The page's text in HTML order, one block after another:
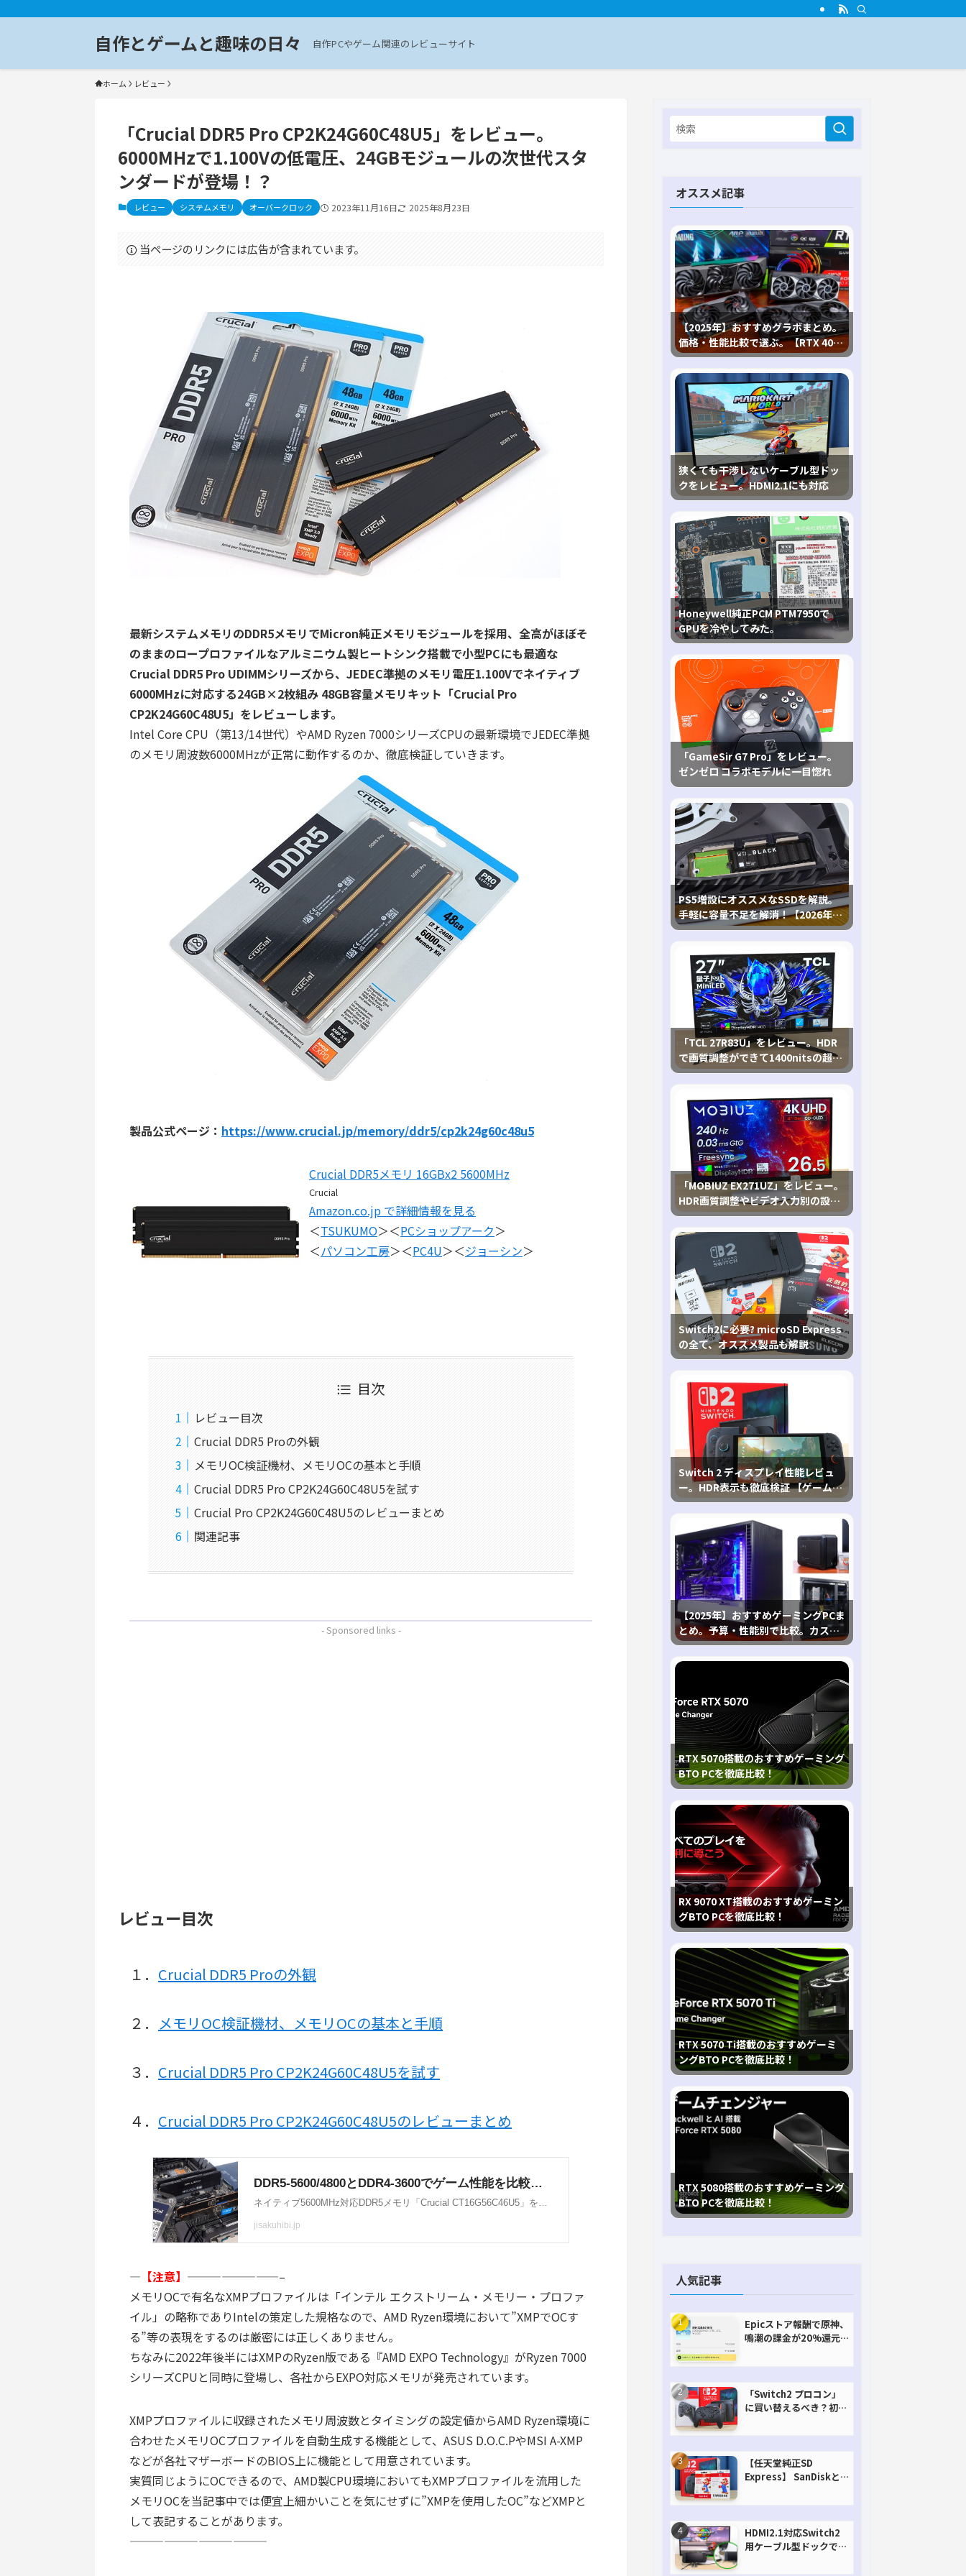
自作とゲームと趣味の日々 自作PCやゲーム関連のレビューサイト
ホーム レビュー
「Crucial DDR5 Pro CP2K24G60C48U5」をレビュー。
6000MHzで1.100Vの低電圧、24GBモジュールの次世代スタ
ンダードが登場！？
レビュー システムメモリ オーバークロック 2023年11月16日 2025年8月23日
当ページのリンクには広告が含まれています。
最新システムメモリのDDR5メモリでMicron純正メモリモジュールを採用、全高がほぼそ
のままのロープロファイルなアルミニウム製ヒートシンク搭載で小型PCにも最適な
Crucial DDR5 Pro UDIMMシリーズから、JEDEC準拠のメモリ電圧1.100Vでネイティブ
6000MHzに対応する24GB×2枚組み 48GB容量メモリキット「Crucial Pro
CP2K24G60C48U5」をレビューします。
Intel Core CPU（第13/14世代）やAMD Ryzen 7000シリーズCPUの最新環境でJEDEC準拠
のメモリ周波数6000MHzが正常に動作するのか、徹底検証していきます。
製品公式ページ： https://www.crucial.jp/memory/ddr5/cp2k24g60c48u5
Crucial DDR5メモリ 16GBx2 5600MHz
Crucial
Amazon.co.jp で詳細情報を見る
＜TSUKUMO＞＜PCショップアーク＞
＜パソコン工房＞＜PC4U＞＜ジョーシン＞
目次
レビュー目次
Crucial DDR5 Proの外観
メモリOC検証機材、メモリOCの基本と手順
Crucial DDR5 Pro CP2K24G60C48U5を試す
Crucial Pro CP2K24G60C48U5のレビューまとめ
関連記事
- Sponsored links -
レビュー目次
１． Crucial DDR5 Proの外観
２． メモリOC検証機材、メモリOCの基本と手順
３． Crucial DDR5 Pro CP2K24G60C48U5を試す
４． Crucial DDR5 Pro CP2K24G60C48U5のレビューまとめ
— 【注意】 ————————–
メモリOCで有名なXMPプロファイルは「インテル エクストリーム・メモリー・プロファ
イル」の略称でありIntelの策定した規格なので、AMD Ryzen環境において”XMPでOCす
る”等の表現をするのは厳密には正しくありません。
ちなみに2022年後半にはXMPのRyzen版である『AMD EXPO Technology』がRyzen 7000
シリーズCPUと同時に登場し、各社からEXPO対応メモリが発売されています。
XMPプロファイルに収録されたメモリ周波数とタイミングの設定値からAMD Ryzen環境に
合わせたメモリOCプロファイルを自動生成する機能として、ASUS D.O.C.PやMSI A-XMP
などが各社マザーボードのBIOS上に機能として用意されています。
実質同じようにOCできるので、AMD製CPU環境においてもXMPプロファイルを流用した
メモリOCを当記事中では便宜上細かいことを気にせずに”XMPを使用したOC”などXMPと
して表記することがあります。
————————————
オススメ記事
【2025年】おすすめグラボまとめ。
価格・性能比較で選ぶ。【RTX 40,
RX 7000各種に対応】
狭くても干渉しないケーブル型ドッ
クをレビュー。HDMI2.1にも対応
Honeywell純正PCM PTM7950で
GPUを冷やしてみた。
「GameSir G7 Pro」をレビュー。
ゼンゼロ コラボモデルに一目惚れ
PS5増設にオススメなSSDを解説。
手軽に容量不足を解消！【2026年最
新、PS5 Proにも対応】
「TCL 27R83U」をレビュー。HDR
で画質調整ができて1400nitsの超高
輝度も発揮！
「MOBIUZ EX271UZ」をレビュー。
HDR画質調整やビデオ入力別の設定
が可能な4K有機ELゲーミングモニタ
を徹底検証
Switch2に必要? microSD Express
の全て、オススメ製品も解説
Switch 2 ディスプレイ性能レビュ
ー。HDR表示も徹底検証 【ゲームに
おけるHDRの未来を切り開く1台！】
【2025年】おすすめゲーミングPCま
とめ。予算・性能別で比較。カスタ
マイズ指南も
RTX 5070搭載のおすすめゲーミング
BTO PCを徹底比較！
RX 9070 XT搭載のおすすめゲーミン
グBTO PCを徹底比較！
RTX 5070 Ti搭載のおすすめゲーミ
ングBTO PCを徹底比較！
RTX 5080搭載のおすすめゲーミング
BTO PCを徹底比較！
人気記事
Epicストア報酬で原神、
鳴潮の課金が20%還元
「Switch2 プロコン」
に買い替えるべき？初代
【任天堂純正SD
Express】 SanDiskと
HDMI2.1対応Switch2
用ケーブル型ドックで省